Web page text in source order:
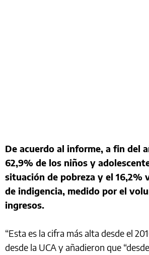
De acuerdo al informe, a fin del
62,9% de los niños y
situación de pobreza y el 16,2%
de indigencia, medido por el
ingresos.
“Esta es la cifra más alta desde el
desde la UCA y añadieron que